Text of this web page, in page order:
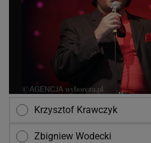
Krzysztof Krawczyk
Zbigniew Wodecki